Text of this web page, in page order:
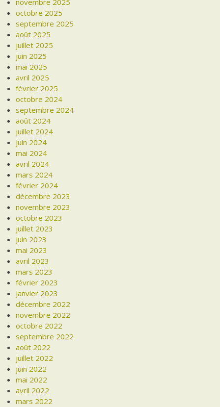
octobre 2025
septembre 2025
août 2025
juillet 2025
juin 2025
mai 2025
avril 2025
février 2025
octobre 2024
septembre 2024
août 2024
juillet 2024
juin 2024
mai 2024
avril 2024
mars 2024
février 2024
décembre 2023
novembre 2023
octobre 2023
juillet 2023
juin 2023
mai 2023
avril 2023
mars 2023
février 2023
janvier 2023
décembre 2022
novembre 2022
octobre 2022
septembre 2022
août 2022
juillet 2022
juin 2022
mai 2022
avril 2022
mars 2022